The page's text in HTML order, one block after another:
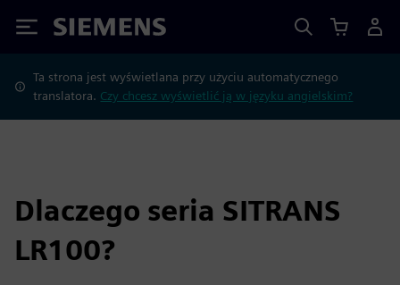
Siemens
Ta strona jest wyświetlana przy użyciu automatycznego
translatora. Czy chcesz wyświetlić ją w języku angielskim?
Dlaczego seria SITRANS
LR100?